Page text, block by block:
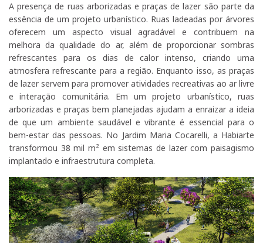
A presença de ruas arborizadas e praças de lazer são parte da
essência de um projeto urbanístico. Ruas ladeadas por árvores
oferecem um aspecto visual agradável e contribuem na
melhora da qualidade do ar, além de proporcionar sombras
refrescantes para os dias de calor intenso, criando uma
atmosfera refrescante para a região. Enquanto isso, as praças
de lazer servem para promover atividades recreativas ao ar livre
e interação comunitária. Em um projeto urbanístico, ruas
arborizadas e praças bem planejadas ajudam a enraizar a ideia
de que um ambiente saudável e vibrante é essencial para o
bem-estar das pessoas. No Jardim Maria Cocarelli, a Habiarte
transformou 38 mil m² em sistemas de lazer com paisagismo
implantado e infraestrutura completa.